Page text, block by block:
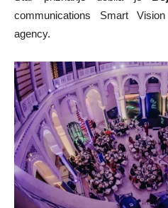
communications Smart
agency.